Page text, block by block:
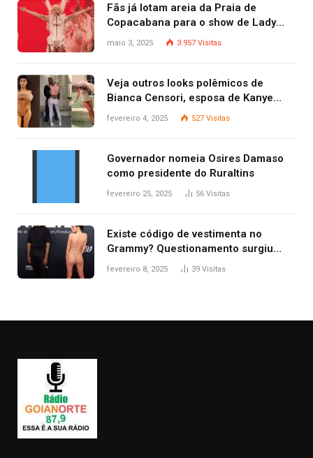
Fãs já lotam areia da Praia de
Copacabana para o show de Lady
Gaga
maio 3, 2025 3.957 Visitas
Veja outros looks polêmicos de
Bianca Censori, esposa de Kanye
West que apareceu nua no Grammy
fevereiro 4, 2025 527 Visitas
Governador nomeia Osires Damaso
como presidente do Ruraltins
fevereiro 25, 2025 56 Visitas
Existe código de vestimenta no
Grammy? Questionamento surgiu
após Bianca Censori, mulher de
fevereiro 8, 2025 39 Visitas